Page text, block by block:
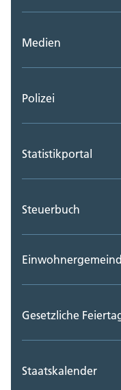
Medien
Polizei
Statistikportal
Steuerbuch
Gesetzliche
Staatskalender